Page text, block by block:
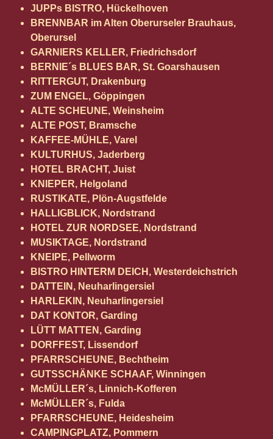
JUPPs BISTRO, Hückelhoven
BRENNBAR im Alten Oberurseler Brauhaus,
Oberursel
GARNIERS KELLER, Friedrichsdorf
BERNIE´s BLUES BAR, St. Goarshausen
RITTERGUT, Drakenburg
ZUM ENGEL, Göppingen
ALTE SCHEUNE, Weinsheim
ALTE POST, Bramsche
KAFFEE-MÜHLE, Varel
KULTURHUS, Jaderberg
HOTEL BRACHT, Juist
KNIEPER, Helgoland
RUSTIKATE, Plön-Augstfelde
HALLIGBLICK, Nordstrand
HOTEL ZUR NORDSEE, Nordstrand
MUSIKTAGE, Nordstrand
KNEIPE, Pellworm
BISTRO HINTERM DEICH, Westerdeichstrich
DATTEIN, Neuharlingersiel
HARLEKIN, Neuharlingersiel
DAT KONTOR, Garding
LÜTT MATTEN, Garding
DORFFEST, Lissendorf
PFARRSCHEUNE, Bechtheim
GUTSSCHÄNKE SCHAAF, Winningen
McMÜLLER´s, Linnich-Kofferen
McMÜLLER´s, Fulda
PFARRSCHEUNE, Heidesheim
CAMPINGPLATZ, Pommern